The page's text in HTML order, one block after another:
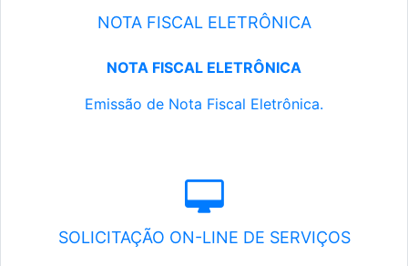
NOTA FISCAL ELETRÔNICA
NOTA FISCAL ELETRÔNICA
Emissão de Nota Fiscal Eletrônica.
SOLICITAÇÃO ON-LINE DE SERVIÇOS